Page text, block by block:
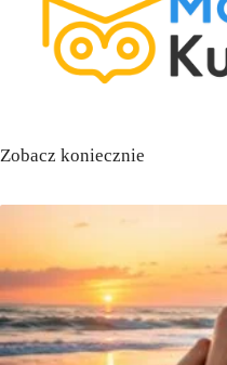
Zobacz koniecznie